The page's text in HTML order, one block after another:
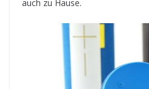
auch zu Hause.